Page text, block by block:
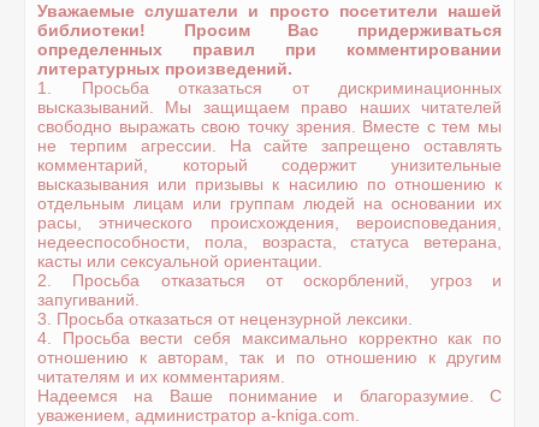
Уважаемые слушатели и просто посетители нашей
библиотеки! Просим Вас придерживаться
определенных правил при комментировании
литературных произведений.
1. Просьба отказаться от дискриминационных
высказываний. Мы защищаем право наших читателей
свободно выражать свою точку зрения. Вместе с тем мы
не терпим агрессии. На сайте запрещено оставлять
комментарий, который содержит унизительные
высказывания или призывы к насилию по отношению к
отдельным лицам или группам людей на основании их
расы, этнического происхождения, вероисповедания,
недееспособности, пола, возраста, статуса ветерана,
касты или сексуальной ориентации.
2. Просьба отказаться от оскорблений, угроз и
запугиваний.
3. Просьба отказаться от нецензурной лексики.
4. Просьба вести себя максимально корректно как по
отношению к авторам, так и по отношению к другим
читателям и их комментариям.
Надеемся на Ваше понимание и благоразумие. С
уважением, администратор a-kniga.com.